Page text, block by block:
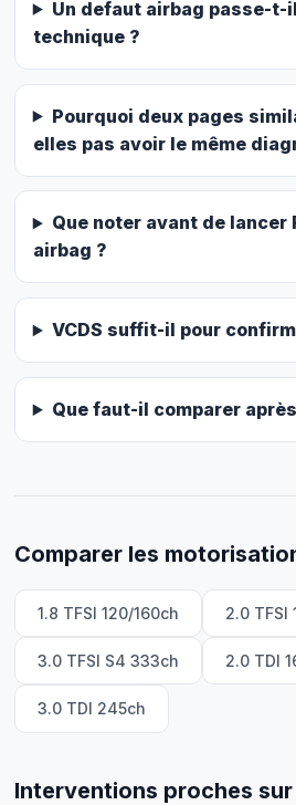
Un defaut airbag passe-t-
technique ?
Pourquoi deux pages
elles pas avoir le même
Que noter avant de
airbag ?
VCDS suffit-il pour
Que faut-il comparer
Comparer les
1.8 TFSI 120/160ch 2.0 TFSI
3.0 TFSI S4 333ch 2.0 TDI
3.0 TDI 245ch
Interventions proches